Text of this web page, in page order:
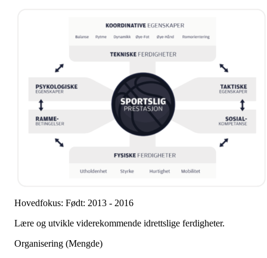
Hovedfokus: Født: 2013 - 2016
Lære og utvikle viderekommende idrettslige ferdigheter.
Organisering (Mengde)